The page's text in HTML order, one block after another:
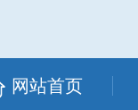
网站首页